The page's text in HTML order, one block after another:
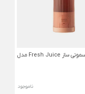
میکسر یا اسموتی ساز Fresh Juice مدل
ناموجود